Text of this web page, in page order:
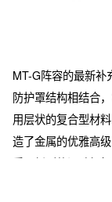
MT-G阵容的最新补
防护罩结构相结合
用层状的复合型材
造了金属的优雅高
采用新型的滑动杠